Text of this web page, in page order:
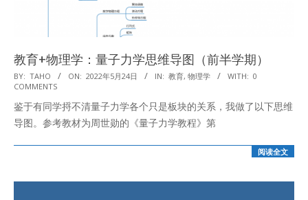
教育+物理学：量子力学思维导图（前半学期）
2022-
05-
24
BY: TAHO ON: 2022年5月24日 IN: 教育, 物理学 WITH: 0
COMMENTS
鉴于有同学捋不清量子力学各个只是板块的关系，我做了以下思维
导图。参考教材为周世勋的《量子力学教程》第
阅读全文